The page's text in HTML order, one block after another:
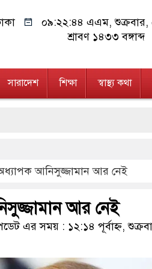
০৯:২২:৪৫ এএম,
শ্রাবণ ১৪৩৩ বঙ্গাব্দ
সারাদেশ শিক্ষা স্বাস্থ্য কথা
আনিসুজ্জামান আর নেই
আর নেই
এর সময় : ১২:১৪ পূর্বাহ্ন,